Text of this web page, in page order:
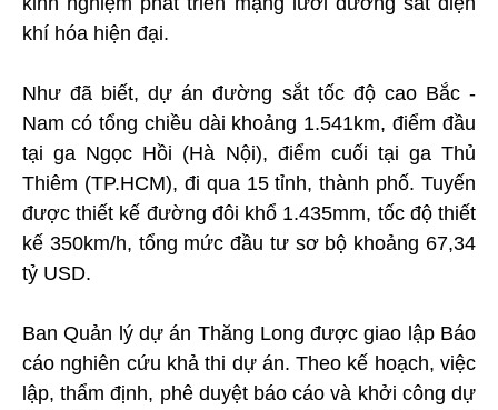
khí hóa hiện đại.
Như đã biết, dự án đường sắt tốc độ cao Bắc -
Nam có tổng chiều dài khoảng 1.541km, điểm đầu
tại ga Ngọc Hồi (Hà Nội), điểm cuối tại ga Thủ
Thiêm (TP.HCM), đi qua 15 tỉnh, thành phố. Tuyến
được thiết kế đường đôi khổ 1.435mm, tốc độ thiết
kế 350km/h, tổng mức đầu tư sơ bộ khoảng 67,34
tỷ USD.
Ban Quản lý dự án Thăng Long được giao lập Báo
cáo nghiên cứu khả thi dự án. Theo kế hoạch, việc
lập, thẩm định, phê duyệt báo cáo và khởi công dự